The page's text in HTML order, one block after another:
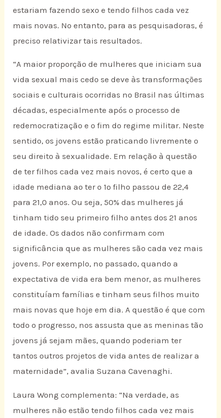
estariam fazendo sexo e tendo filhos cada vez
mais novas. No entanto, para as pesquisadoras, é
preciso relativizar tais resultados.
“A maior proporção de mulheres que iniciam sua
vida sexual mais cedo se deve às transformações
sociais e culturais ocorridas no Brasil nas últimas
décadas, especialmente após o processo de
redemocratização e o fim do regime militar. Neste
sentido, os jovens estão praticando livremente o
seu direito à sexualidade. Em relação à questão
de ter filhos cada vez mais novos, é certo que a
idade mediana ao ter o 1º filho passou de 22,4
para 21,0 anos. Ou seja, 50% das mulheres já
tinham tido seu primeiro filho antes dos 21 anos
de idade. Os dados não confirmam com
significância que as mulheres são cada vez mais
jovens. Por exemplo, no passado, quando a
expectativa de vida era bem menor, as mulheres
constituíam famílias e tinham seus filhos muito
mais novas que hoje em dia. A questão é que com
todo o progresso, nos assusta que as meninas tão
jovens já sejam mães, quando poderiam ter
tantos outros projetos de vida antes de realizar a
maternidade”, avalia Suzana Cavenaghi.
Laura Wong complementa: “Na verdade, as
mulheres não estão tendo filhos cada vez mais